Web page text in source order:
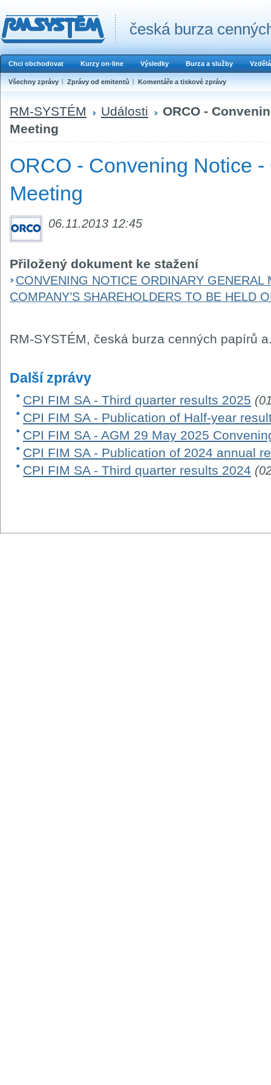
česká burza
Chci obchodovat Kurzy on-line Výsledky Burza a služby
Všechny zprávy Zprávy od emitentů Komentáře a tiskové zprávy
RM-SYSTÉM Události
ORCO -
Meeting
ORCO - Convening Notice
Meeting
06.11.2013 12:45
Přiložený dokument ke stažení
CONVENING NOTICE ORDINARY GENERAL
COMPANY’S SHAREHOLDERS TO BE HELD
RM-SYSTÉM, česká burza cenných papírů
Další zprávy
CPI FIM SA - Third quarter results 2025
CPI FIM SA - Publication of Half-year
CPI FIM SA - AGM 29 May 2025
CPI FIM SA - Publication of 2024 annual
CPI FIM SA - Third quarter results 2024